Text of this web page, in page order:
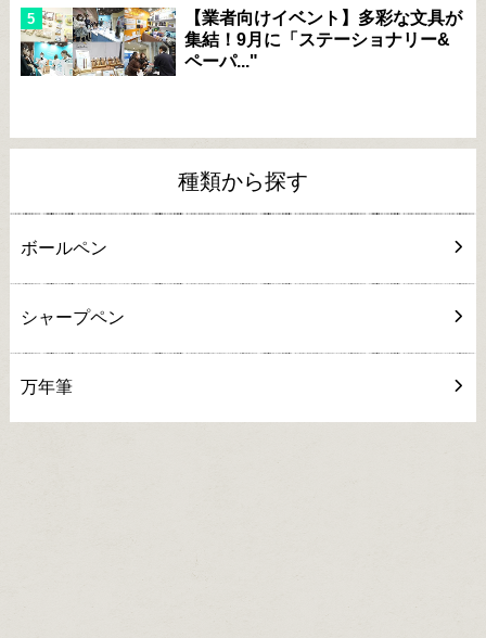
【業者向けイベント】多彩な文具が
集結！9月に「ステーショナリー&
ペーパ..."
種類から探す
ボールペン
シャープペン
万年筆